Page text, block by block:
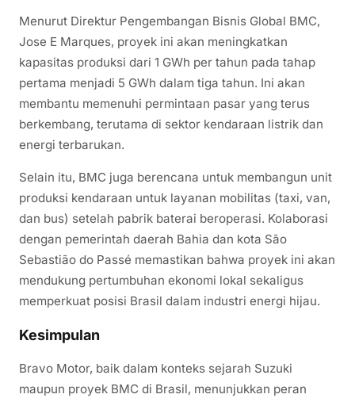
Menurut Direktur Pengembangan Bisnis Global BMC,
Jose E Marques, proyek ini akan meningkatkan
kapasitas produksi dari 1 GWh per tahun pada tahap
pertama menjadi 5 GWh dalam tiga tahun. Ini akan
membantu memenuhi permintaan pasar yang terus
berkembang, terutama di sektor kendaraan listrik dan
energi terbarukan.
Selain itu, BMC juga berencana untuk membangun unit
produksi kendaraan untuk layanan mobilitas (taxi, van,
dan bus) setelah pabrik baterai beroperasi. Kolaborasi
dengan pemerintah daerah Bahia dan kota São
Sebastião do Passé memastikan bahwa proyek ini akan
mendukung pertumbuhan ekonomi lokal sekaligus
memperkuat posisi Brasil dalam industri energi hijau.
Kesimpulan
Bravo Motor, baik dalam konteks sejarah Suzuki
maupun proyek BMC di Brasil, menunjukkan peran